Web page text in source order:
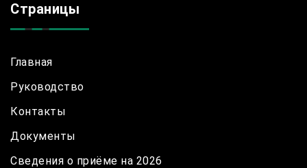
Страницы
Главная
Руководство
Контакты
Документы
Сведения о приёме на 2026